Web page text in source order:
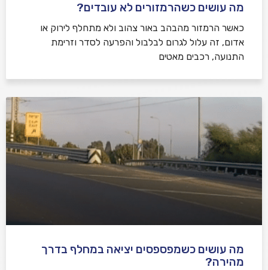
מה עושים כשהרמזורים לא עובדים?
כאשר הרמזור מהבהב באור צהוב ולא מתחלף לירוק או
אדום, זה עלול לגרום לבלבול והפרעה לסדר וזרימת
התנועה, רכבים מאטים
מה עושים כשמפספסים יציאה במחלף בדרך
מהירה?